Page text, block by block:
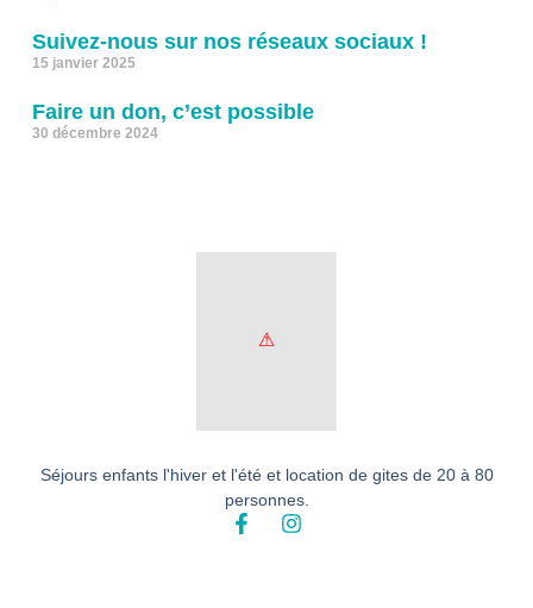
Séjours enfants l'hiver et l'été et location de gites de 20 à 80
personnes.
Suivez-nous sur nos réseaux sociaux !
15 janvier 2025
Faire un don, c’est possible
30 décembre 2024